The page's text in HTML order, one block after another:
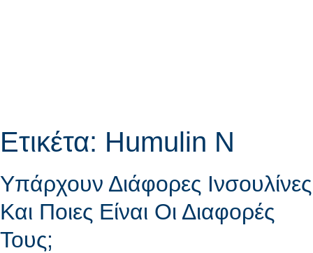
Ετικέτα: Humulin N
Υπάρχουν Διάφορες Ινσουλίνες
Και Ποιες Είναι Οι Διαφορές
Τους;